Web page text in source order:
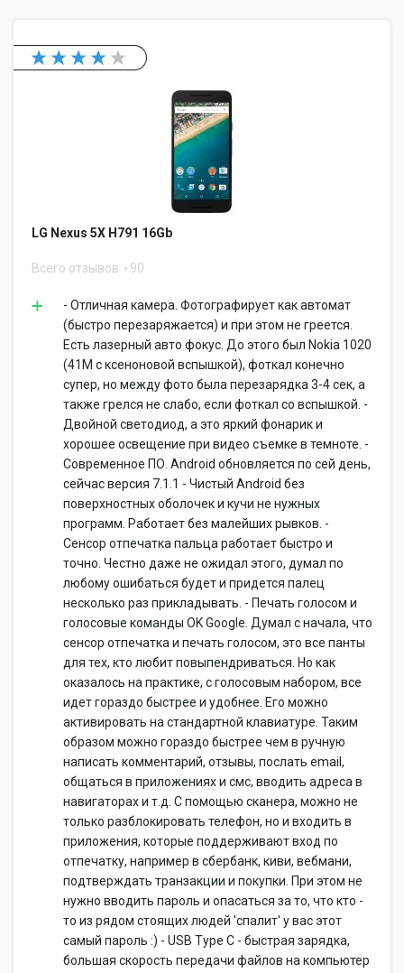
LG Nexus 5X H791 16Gb
Всего отзывов 90
- Отличная камера. Фотографирует как автомат
(быстро перезаряжается) и при этом не греется.
Есть лазерный авто фокус. До этого был Nokia 1020
(41M с ксеноновой вспышкой), фоткал конечно
супер, но между фото была перезарядка 3-4 сек, а
также грелся не слабо, если фоткал со вспышкой. -
Двойной светодиод, а это яркий фонарик и
хорошее освещение при видео съемке в темноте. -
Современное ПО. Android обновляется по сей день,
сейчас версия 7.1.1 - Чистый Android без
поверхностных оболочек и кучи не нужных
программ. Работает без малейших рывков. -
Сенсор отпечатка пальца работает быстро и
точно. Честно даже не ожидал этого, думал по
любому ошибаться будет и придется палец
несколько раз прикладывать. - Печать голосом и
голосовые команды OK Google. Думал с начала, что
сенсор отпечатка и печать голосом, это все панты
для тех, кто любит повыпендриваться. Но как
оказалось на практике, с голосовым набором, все
идет гораздо быстрее и удобнее. Его можно
активировать на стандартной клавиатуре. Таким
образом можно гораздо быстрее чем в ручную
написать комментарий, отзывы, послать email,
общаться в приложениях и смс, вводить адреса в
навигаторах и т.д. С помощью сканера, можно не
только разблокировать телефон, но и входить в
приложения, которые поддерживают вход по
отпечатку, например в сбербанк, киви, вебмани,
подтверждать транзакции и покупки. При этом не
нужно вводить пароль и опасаться за то, что кто -
то из рядом стоящих людей 'спалит' у вас этот
самый пароль :) - USB Type C - быстрая зарядка,
большая скорость передачи файлов на компьютер